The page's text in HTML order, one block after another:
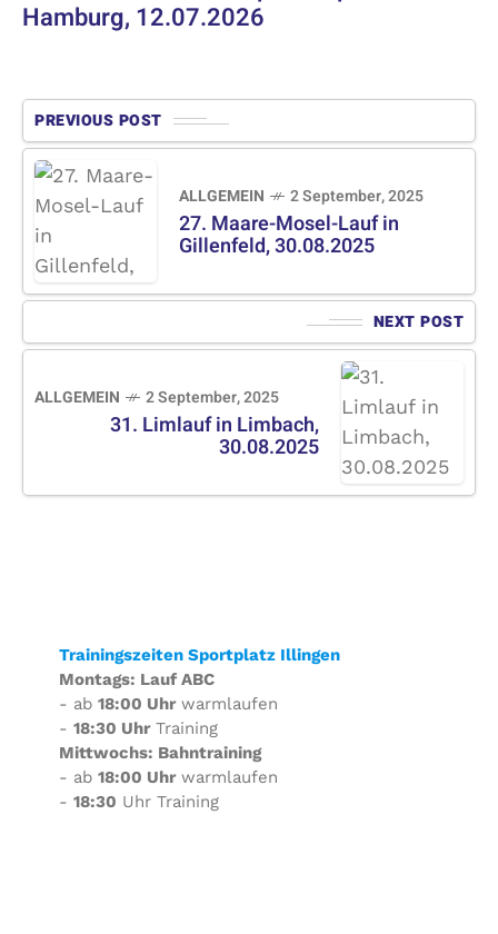
Hamburg, 12.07.2026
PREVIOUS POST
ALLGEMEIN 2 September, 2025
27. Maare-Mosel-Lauf in
Gillenfeld, 30.08.2025
NEXT POST
ALLGEMEIN 2 September, 2025
31. Limlauf in Limbach,
30.08.2025
Trainingszeiten Sportplatz Illingen
Montags: Lauf ABC
- ab 18:00 Uhrwarmlaufen
- 18:30 UhrTraining
Mittwochs: Bahntraining
- ab 18:00 Uhrwarmlaufen
- 18:30 Uhr Training